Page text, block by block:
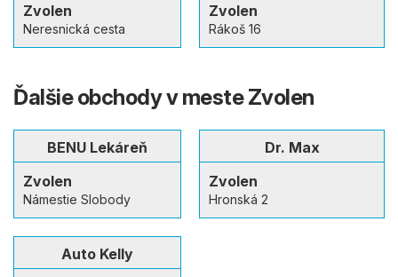
Zvolen
Neresnická cesta
Zvolen
Rákoš 16
Ďalšie obchody v meste Zvolen
BENU Lekáreň
Zvolen
Námestie Slobody
Dr. Max
Zvolen
Hronská 2
Auto Kelly